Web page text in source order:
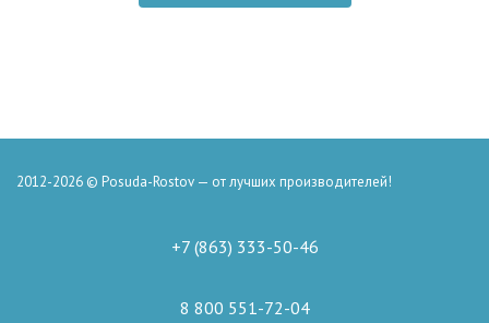
2012-2026 © Posuda-Rostov — от лучших производителей!
+7 (863) 333-50-46
8 800 551-72-04